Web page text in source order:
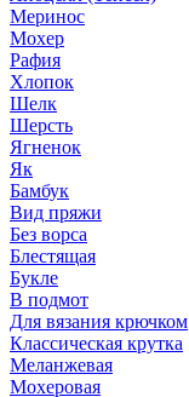
Меринос
Мохер
Рафия
Хлопок
Шелк
Шерсть
Ягненок
Як
Бамбук
Вид пряжи
Без ворса
Блестящая
Букле
В подмот
Для вязания крючком
Классическая крутка
Меланжевая
Мохеровая